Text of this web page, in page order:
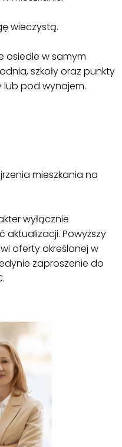
wieczystą.
osiedle w samym
szkoły oraz punkty
lub pod wynajem.
mieszkania na
wyłącznie
Powyższy
oferty określonej w
zaproszenie do